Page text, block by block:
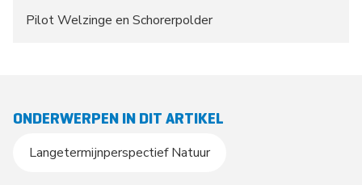
Pilot Welzinge en Schorerpolder
ONDERWERPEN IN DIT ARTIKEL
Langetermijnperspectief Natuur